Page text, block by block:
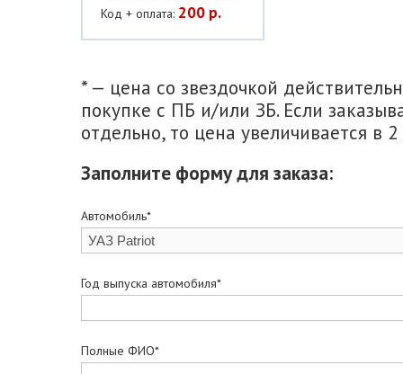
Код + оплата: 200 р.
* — цена со звездочкой
покупке с ПБ и/или ЗБ. Если
отдельно, то цена увеличивается в 2
Заполните форму для заказа:
Автомобиль*
Год выпуска автомобиля*
Полные ФИО*